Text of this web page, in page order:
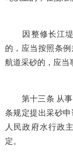
因整修长江堤
的，应当按照条
航道采砂的，应当
第十三条 从事
条规定提出采砂
人民政府水行政
定。